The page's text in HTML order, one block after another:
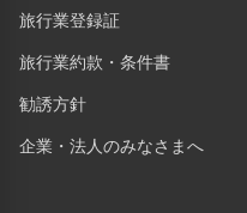
旅行業登録証
旅行業約款・条件書
勧誘方針
企業・法人のみなさまへ